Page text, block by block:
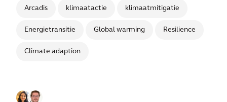
Arcadis klimaatactie klimaatmitigatie
Energietransitie Global warming Resilience
Climate adaption